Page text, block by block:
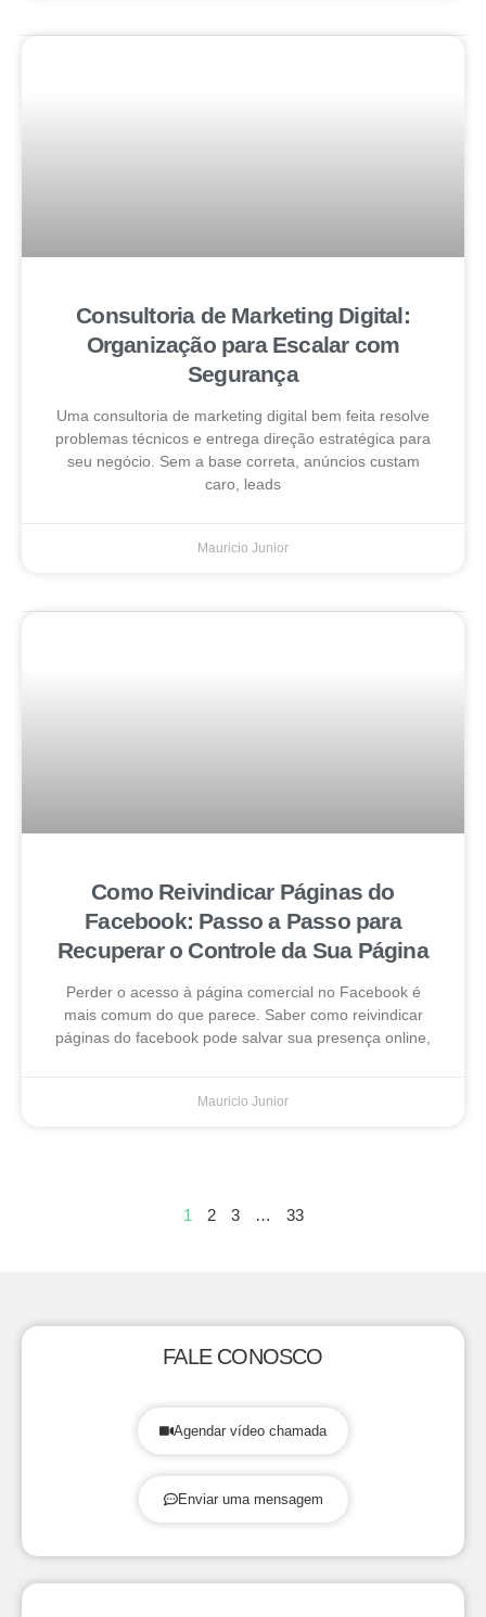
Consultoria de Marketing Digital:
Organização para Escalar com
Segurança
Uma consultoria de marketing digital bem feita resolve
problemas técnicos e entrega direção estratégica para
seu negócio. Sem a base correta, anúncios custam
caro, leads
Mauricio Junior
Como Reivindicar Páginas do
Facebook: Passo a Passo para
Recuperar o Controle da Sua Página
Perder o acesso à página comercial no Facebook é
mais comum do que parece. Saber como reivindicar
páginas do facebook pode salvar sua presença online,
Mauricio Junior
1 2 3 … 33
FALE CONOSCO
Agendar vídeo chamada
Enviar uma mensagem